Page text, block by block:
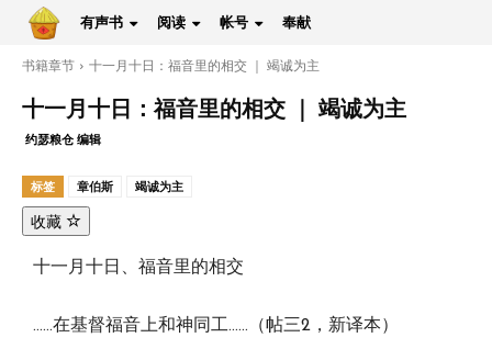
有声书 阅读 帐号 奉献
书籍章节 十一月十日：福音里的相交 ｜ 竭诚为主
十一月十日：福音里的相交 ｜ 竭诚为主
约瑟粮仓 编辑
标签 章伯斯 竭诚为主
收藏
十一月十日、福音里的相交
……在基督福音上和神同工……（帖三2，新译本）